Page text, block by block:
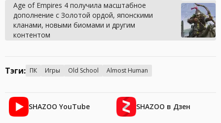
Age of Empires 4 получила масштабное
дополнение с Золотой ордой, японскими
кланами, новыми биомами и другим
контентом
Тэги: ПК Игры Old School Almost Human
SHAZOO YouTube SHAZOO в Дзен